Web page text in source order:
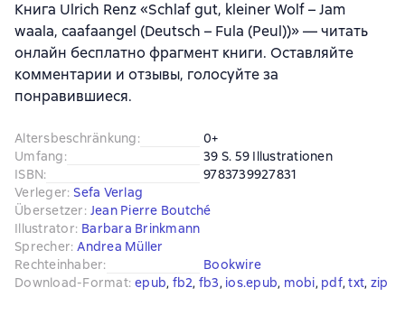
Книга Ulrich Renz «Schlaf gut, kleiner Wolf – Jam
waala, caafaangel (Deutsch – Fula (Peul))» — читать
онлайн бесплатно фрагмент книги. Оставляйте
комментарии и отзывы, голосуйте за
понравившиеся.
Altersbeschränkung:
0+
Umfang:
39 S. 59 Illustrationen
ISBN:
9783739927831
Verleger: Sefa Verlag
Übersetzer: Jean Pierre Boutché
Illustrator: Barbara Brinkmann
Sprecher: Andrea Müller
Rechteinhaber:
Bookwire
Download-Format: epub, fb2, fb3, ios.epub, mobi, pdf, txt, zip